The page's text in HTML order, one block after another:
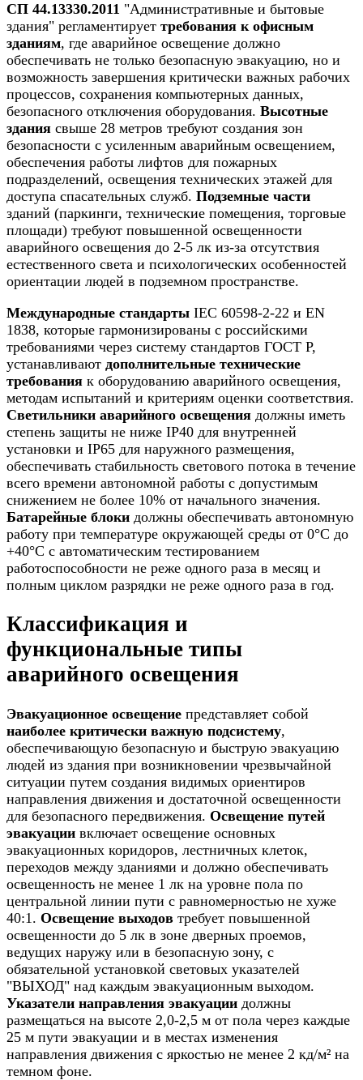
СП 44.13330.2011 "Административные и бытовые
здания" регламентирует требования к офисным
зданиям, где аварийное освещение должно
обеспечивать не только безопасную эвакуацию, но и
возможность завершения критически важных рабочих
процессов, сохранения компьютерных данных,
безопасного отключения оборудования. Высотные
здания свыше 28 метров требуют создания зон
безопасности с усиленным аварийным освещением,
обеспечения работы лифтов для пожарных
подразделений, освещения технических этажей для
доступа спасательных служб. Подземные части
зданий (паркинги, технические помещения, торговые
площади) требуют повышенной освещенности
аварийного освещения до 2-5 лк из-за отсутствия
естественного света и психологических особенностей
ориентации людей в подземном пространстве.
Международные стандарты IEC 60598-2-22 и EN
1838, которые гармонизированы с российскими
требованиями через систему стандартов ГОСТ Р,
устанавливают дополнительные технические
требования к оборудованию аварийного освещения,
методам испытаний и критериям оценки соответствия.
Светильники аварийного освещения должны иметь
степень защиты не ниже IP40 для внутренней
установки и IP65 для наружного размещения,
обеспечивать стабильность светового потока в течение
всего времени автономной работы с допустимым
снижением не более 10% от начального значения.
Батарейные блоки должны обеспечивать автономную
работу при температуре окружающей среды от 0°C до
+40°C с автоматическим тестированием
работоспособности не реже одного раза в месяц и
полным циклом разрядки не реже одного раза в год.
Классификация и
функциональные типы
аварийного освещения
Эвакуационное освещение представляет собой
наиболее критически важную подсистему,
обеспечивающую безопасную и быструю эвакуацию
людей из здания при возникновении чрезвычайной
ситуации путем создания видимых ориентиров
направления движения и достаточной освещенности
для безопасного передвижения. Освещение путей
эвакуации включает освещение основных
эвакуационных коридоров, лестничных клеток,
переходов между зданиями и должно обеспечивать
освещенность не менее 1 лк на уровне пола по
центральной линии пути с равномерностью не хуже
40:1. Освещение выходов требует повышенной
освещенности до 5 лк в зоне дверных проемов,
ведущих наружу или в безопасную зону, с
обязательной установкой световых указателей
"ВЫХОД" над каждым эвакуационным выходом.
Указатели направления эвакуации должны
размещаться на высоте 2,0-2,5 м от пола через каждые
25 м пути эвакуации и в местах изменения
направления движения с яркостью не менее 2 кд/м² на
темном фоне.